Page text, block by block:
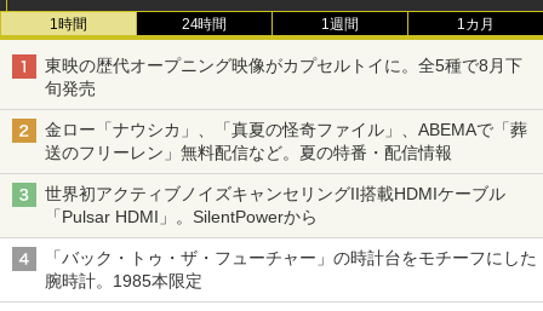
1時間 24時間 1週間 1カ月
東映の歴代オープニング映像がカプセルトイに。全5種で8月下
旬発売
金ロー「ナウシカ」、「真夏の怪奇ファイル」、ABEMAで「葬
送のフリーレン」無料配信など。夏の特番・配信情報
世界初アクティブノイズキャンセリングII搭載HDMIケーブル
「Pulsar HDMI」。SilentPowerから
「バック・トゥ・ザ・フューチャー」の時計台をモチーフにした
腕時計。1985本限定